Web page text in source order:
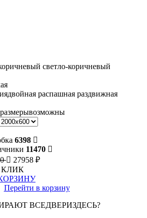
светло-коричневый
двойная распашная раздвижная
возможны
6398
11470
27958 ₽
КЛИК
Перейти в корзину
ВСЕДВЕРИЗДЕСЬ?